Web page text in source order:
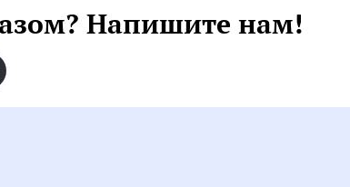
Напишите нам!